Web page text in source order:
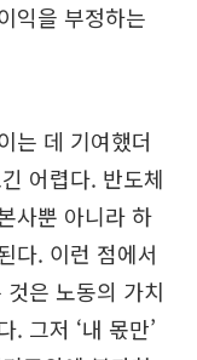
익을 부정하는
는 데 기여했더
어렵다. 반도체
사뿐 아니라 하
다. 이런 점에서
것은 노동의 가치
. 그저 ‘내 몫만’